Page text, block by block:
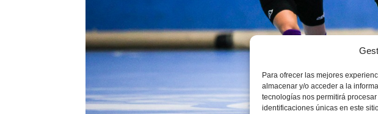
Para ofrecer las mejores
almacenar y/o acceder a la
tecnologías nos permitirá
identificaciones únicas en este